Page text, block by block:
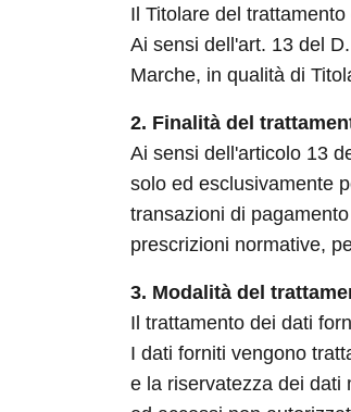
Il Titolare del
Ai sensi dell'art. 13 del
Marche, in qualità di
2. Finalità del
Ai sensi dell'articolo 13
solo ed esclusivamente
transazioni di
prescrizioni normative,
3. Modalità del
Il trattamento dei dati
I dati forniti vengono
e la riservatezza dei dati